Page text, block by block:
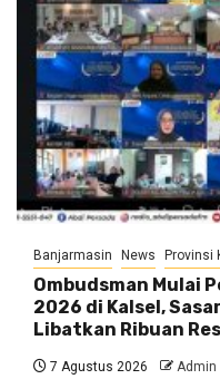
Banjarmasin News Provinsi
Ombudsman Mulai
2026 di Kalsel,
Libatkan Ribuan
7 Agustus 2026 Admin